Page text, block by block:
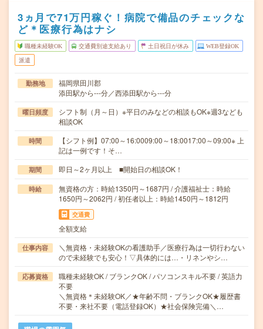
3ヵ月で71万円稼ぐ！病院で備品のチェックな
ど＊医療行為はナシ
職種未経験OK 交通費別途支給あり 土日祝日が休み WEB登録OK
派遣
勤務地
福岡県田川郡
添田駅から---分／西添田駅から---分
曜日頻度
シフト制（月～日）※平日のみなどの相談もOK※週3なども
相談OK
時間
【シフト例】07:00～16:0009:00～18:0017:00～09:00※ 上
記は一例です！そ…
期間 即日～2ヶ月以上 ■開始日の相談OK！
時給
無資格の方：時給1350円～1687円 / 介護福祉士：時給
1650円～2062円 / 初任者以上：時給1450円～1812円
交通費
全額支給
仕事内容
＼無資格・未経験OKの看護助手／医療行為は一切行わない
ので未経験でも安心！▽具体的には…・リネンやシ…
応募資格
職種未経験OK / ブランクOK / パソコンスキル不要 / 英語力
不要
＼無資格＊未経験OK／★年齢不問・ブランクOK★履歴書
不要・来社不要（電話登録OK）★社会保険完備＼…